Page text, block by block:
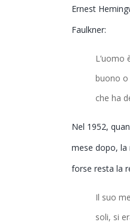
Ernest
Faulkner:
L’uomo
buono o
che ha
Nel 1952,
mese dopo, la
forse resta la
Il suo
soli, si